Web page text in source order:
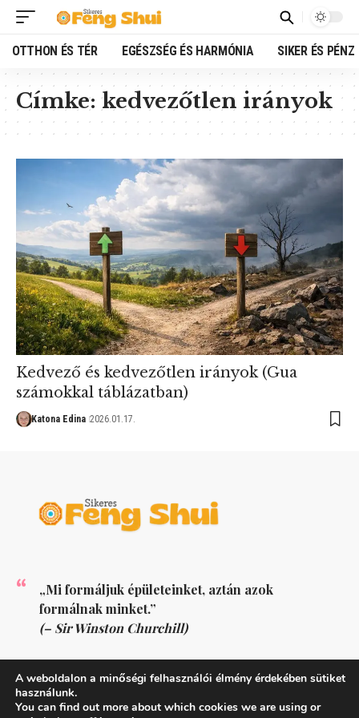
OTTHON ÉS TÉR EGÉSZSÉG ÉS HARMÓNIA SIKER ÉS PÉNZ
Címke:kedvezőtlen irányok
Kedvező és kedvezőtlen irányok (Gua
számokkal táblázatban)
Katona Edina 2026.01.17.
„Mi formáljuk épületeinket, aztán azok
formálnak minket.”
(– Sir Winston Churchill)
A weboldalon a minőségi felhasználói élmény érdekében sütiket
használunk.
You can find out more about which cookies we are using or